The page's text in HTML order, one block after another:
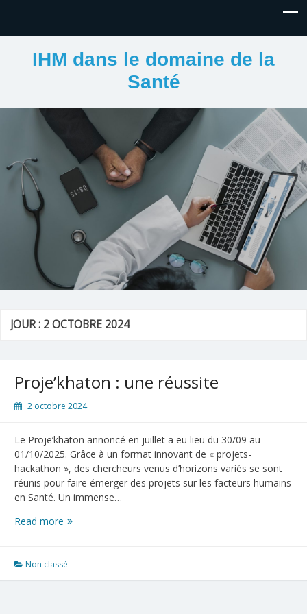
IHM dans le domaine de la
Santé
JOUR : 2 OCTOBRE 2024
Proje’khaton : une réussite
2 octobre 2024
Le Proje’khaton annoncé en juillet a eu lieu du 30/09 au
01/10/2025. Grâce à un format innovant de « projets-
hackathon », des chercheurs venus d’horizons variés se sont
réunis pour faire émerger des projets sur les facteurs humains
en Santé. Un immense…
Read more Proje’khaton
réussite
Non classé